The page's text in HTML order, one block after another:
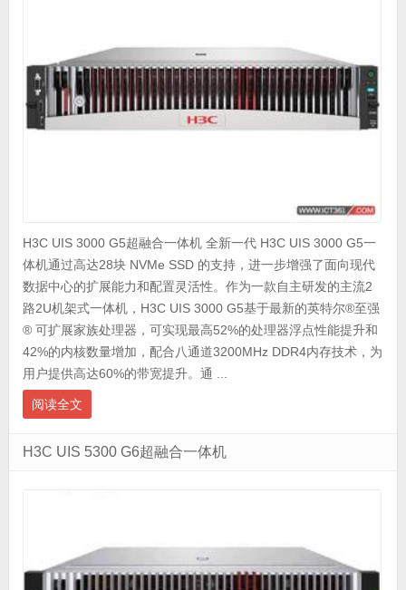
H3C UIS 3000 G5超融合一体机 全新一代 H3C UIS 3000 G5一
体机通过高达28块 NVMe SSD 的支持，进一步增强了面向现代
数据中心的扩展能力和配置灵活性。作为一款自主研发的主流2
路2U机架式一体机，H3C UIS 3000 G5基于最新的英特尔®至强
® 可扩展家族处理器，可实现最高52%的处理器浮点性能提升和
42%的内核数量增加，配合八通道3200MHz DDR4内存技术，为
用户提供高达60%的带宽提升。通 ...
阅读全文
H3C UIS 5300 G6超融合一体机